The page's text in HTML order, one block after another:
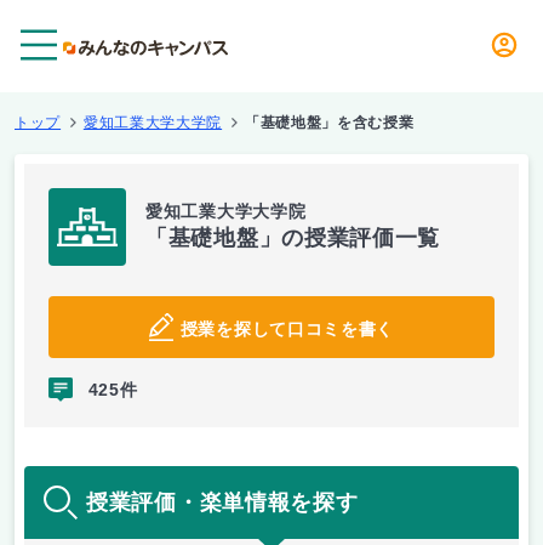
トップ 愛知工業大学大学院 「基礎地盤」を含む授業
愛知工業大学大学院
「基礎地盤」の授業評価一覧
授業を探して口コミを書く
425件
授業評価・楽単情報を探す